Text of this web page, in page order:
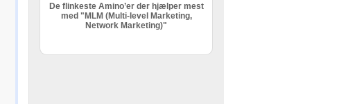
De flinkeste Amino’er der hjælper mest
med "MLM (Multi-level Marketing,
Network Marketing)"